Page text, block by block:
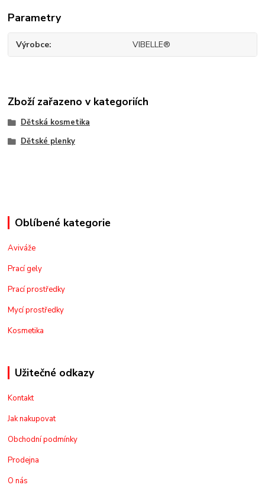
Parametry
Výrobce VIBELLE®
Zboží zařazeno v kategoriích
Dětská kosmetika
Dětské plenky
Oblíbené kategorie
Aviváže
Prací gely
Prací prostředky
Mycí prostředky
Kosmetika
Užitečné odkazy
Kontakt
Jak nakupovat
Obchodní podmínky
Prodejna
O nás